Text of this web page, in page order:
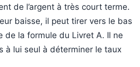
de l’argent à très court terme.
baisse, il peut tirer vers le bas
de la formule du Livret A. Il ne
à lui seul à déterminer le taux